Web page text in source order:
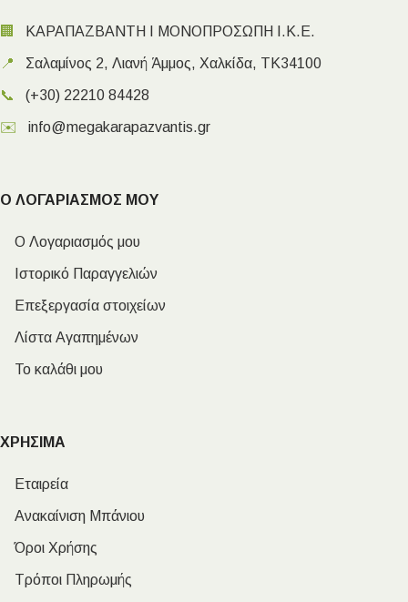
🏢 ΚΑΡΑΠΑΖΒΑΝΤΗ Ι ΜΟΝΟΠΡΟΣΩΠΗ Ι.Κ.Ε.
📍 Σαλαμίνος 2, Λιανή Άμμος, Χαλκίδα, ΤΚ34100
📞 (+30) 22210 84428
✉️ info@megakarapazvantis.gr
Ο ΛΟΓΑΡΙΑΣΜΟΣ ΜΟΥ
Ο Λογαριασμός μου
Ιστορικό Παραγγελιών
Επεξεργασία στοιχείων
Λίστα Αγαπημένων
Το καλάθι μου
ΧΡΗΣΙΜΑ
Εταιρεία
Ανακαίνιση Μπάνιου
Όροι Χρήσης
Τρόποι Πληρωμής